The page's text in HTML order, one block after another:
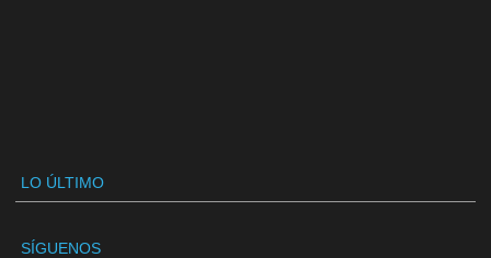
LO ÚLTIMO
SÍGUENOS